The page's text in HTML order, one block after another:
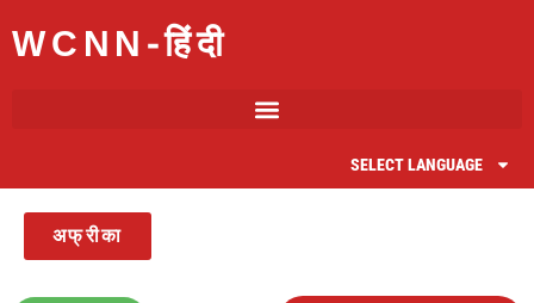
WCNN-हिंदी
SELECT LANGUAGE
अफ्रीका